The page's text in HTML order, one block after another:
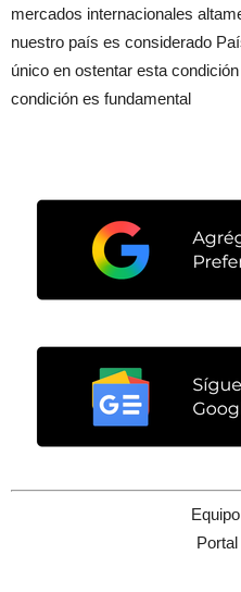
mercados internacionales
nuestro país es considerado
único en ostentar esta
condición es fundamental